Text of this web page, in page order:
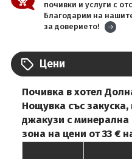
почивки и услуги с
Благодарим на
за доверието!
Цени
Почивка в хотел
Нощувка със
джакузи с минерална
зона на цени от 33 €